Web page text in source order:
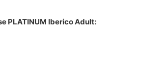
PLATINUM Iberico Adult: